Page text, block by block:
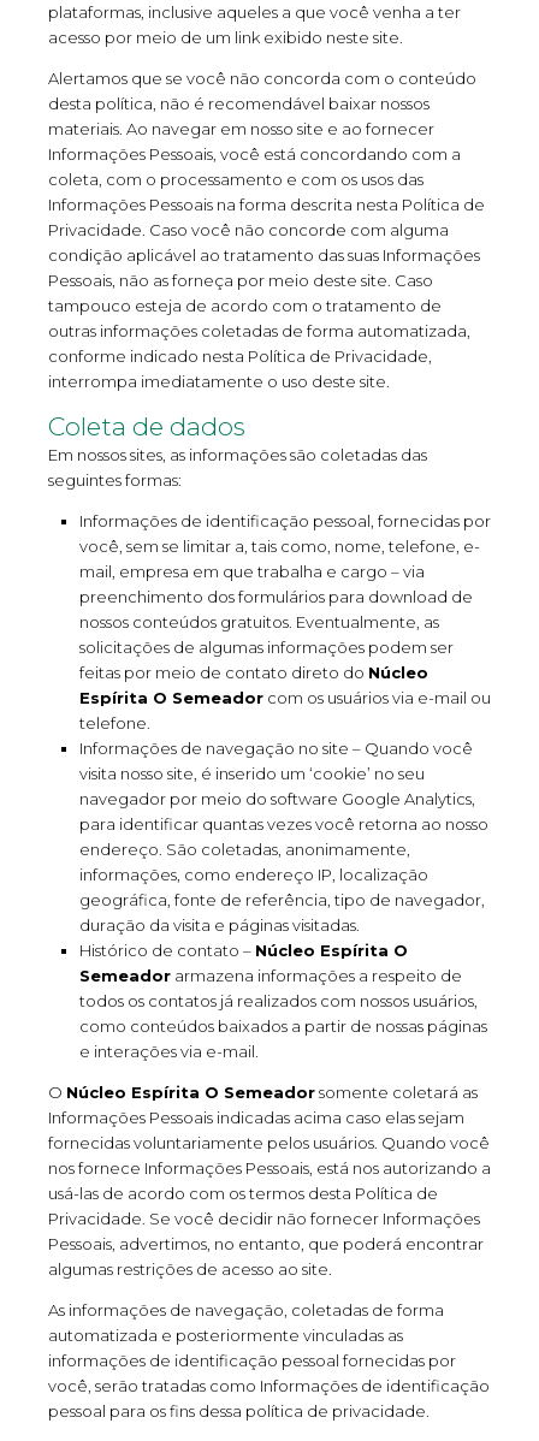
plataformas, inclusive aqueles a que você venha a ter
acesso por meio de um link exibido neste site.
Alertamos que se você não concorda com o conteúdo
desta política, não é recomendável baixar nossos
materiais. Ao navegar em nosso site e ao fornecer
Informações Pessoais, você está concordando com a
coleta, com o processamento e com os usos das
Informações Pessoais na forma descrita nesta Política de
Privacidade. Caso você não concorde com alguma
condição aplicável ao tratamento das suas Informações
Pessoais, não as forneça por meio deste site. Caso
tampouco esteja de acordo com o tratamento de
outras informações coletadas de forma automatizada,
conforme indicado nesta Política de Privacidade,
interrompa imediatamente o uso deste site.
Coleta de dados
Em nossos sites, as informações são coletadas das
seguintes formas:
Informações de identificação pessoal, fornecidas por
você, sem se limitar a, tais como, nome, telefone, e-
mail, empresa em que trabalha e cargo – via
preenchimento dos formulários para download de
nossos conteúdos gratuitos. Eventualmente, as
solicitações de algumas informações podem ser
feitas por meio de contato direto do Núcleo
Espírita O Semeador com os usuários via e-mail ou
telefone.
Informações de navegação no site – Quando você
visita nosso site, é inserido um ‘cookie’ no seu
navegador por meio do software Google Analytics,
para identificar quantas vezes você retorna ao nosso
endereço. São coletadas, anonimamente,
informações, como endereço IP, localização
geográfica, fonte de referência, tipo de navegador,
duração da visita e páginas visitadas.
Histórico de contato – Núcleo Espírita O
Semeador armazena informações a respeito de
todos os contatos já realizados com nossos usuários,
como conteúdos baixados a partir de nossas páginas
e interações via e-mail.
O Núcleo Espírita O Semeadorsomente coletará as
Informações Pessoais indicadas acima caso elas sejam
fornecidas voluntariamente pelos usuários. Quando você
nos fornece Informações Pessoais, está nos autorizando a
usá-las de acordo com os termos desta Política de
Privacidade. Se você decidir não fornecer Informações
Pessoais, advertimos, no entanto, que poderá encontrar
algumas restrições de acesso ao site.
As informações de navegação, coletadas de forma
automatizada e posteriormente vinculadas as
informações de identificação pessoal fornecidas por
você, serão tratadas como Informações de identificação
pessoal para os fins dessa política de privacidade.